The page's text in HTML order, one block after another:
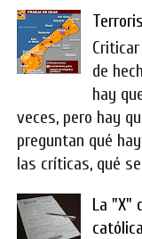
de
hay
veces, pero hay
preguntan qué
las críticas, qué
La "X"
católica